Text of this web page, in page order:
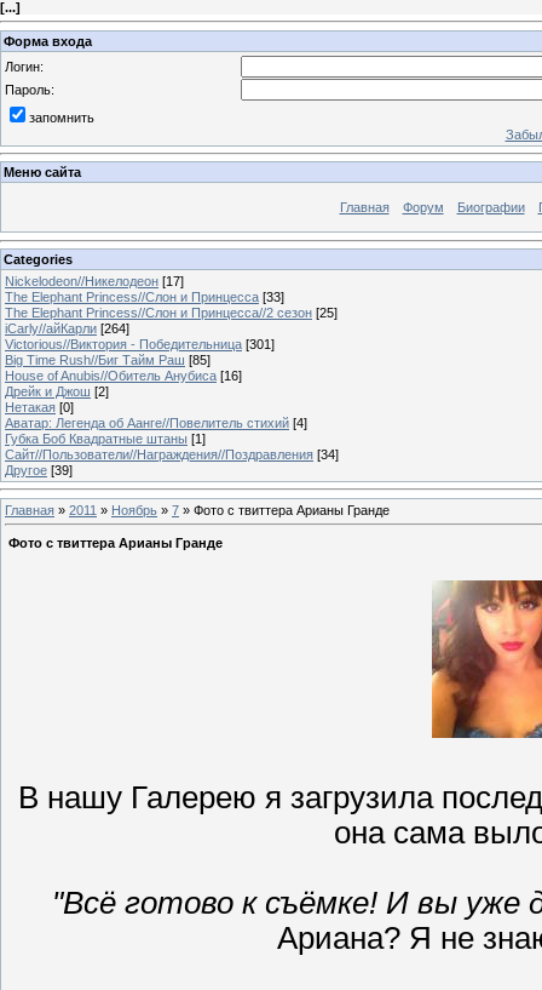
[...]
Форма входа
Логин:
Пароль:
запомнить
Меню сайта
Главная Форум Биографии
Categories
Nickelodeon//Никелодеон [17]
The Elephant Princess//Слон и Принцесса [33]
The Elephant Princess//Слон и Принцесса//2 сезон [25]
iCarly//айКарли [264]
Victorious//Виктория - Победительница [301]
Big Time Rush//Биг Тайм Раш [85]
House of Anubis//Обитель Анубиса [16]
Дрейк и Джош [2]
Нетакая [0]
Аватар: Легенда об Аанге//Повелитель стихий [4]
Губка Боб Квадратные штаны [1]
Сайт//Пользователи//Награждения//Поздравления [34]
Другое [39]
Главная » 2011 » Ноябрь » 7 » Фото с твиттера Арианы Гранде
Фото с твиттера Арианы Гранде
В нашу Галерею я загрузила
она сама
"Всё готово к съёмке! И вы уже
Ариана? Я не